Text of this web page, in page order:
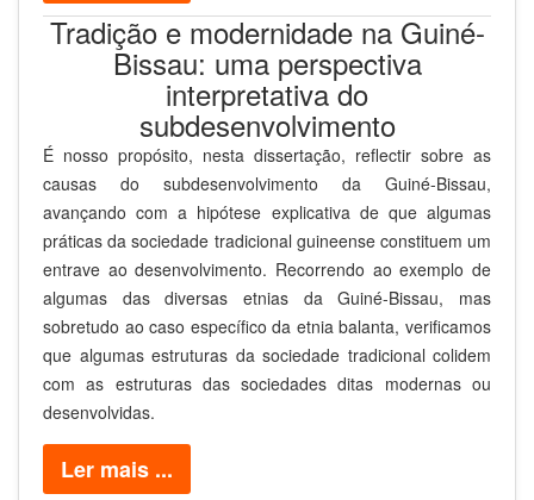
Tradição e modernidade na Guiné-
Bissau: uma perspectiva
interpretativa do
subdesenvolvimento
É nosso propósito, nesta dissertação, reflectir sobre as
causas do subdesenvolvimento da Guiné-Bissau,
avançando com a hipótese explicativa de que algumas
práticas da sociedade tradicional guineense constituem um
entrave ao desenvolvimento. Recorrendo ao exemplo de
algumas das diversas etnias da Guiné-Bissau, mas
sobretudo ao caso específico da etnia balanta, verificamos
que algumas estruturas da sociedade tradicional colidem
com as estruturas das sociedades ditas modernas ou
desenvolvidas.
Ler mais ...